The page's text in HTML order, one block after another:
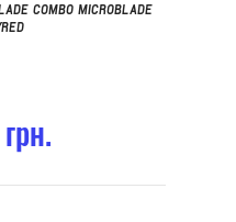
COMBO MICROBLADE